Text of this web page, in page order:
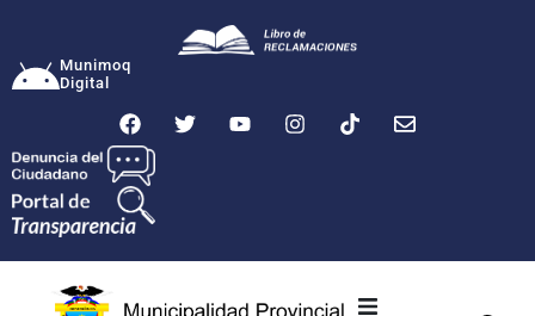
Munimoq
Digital